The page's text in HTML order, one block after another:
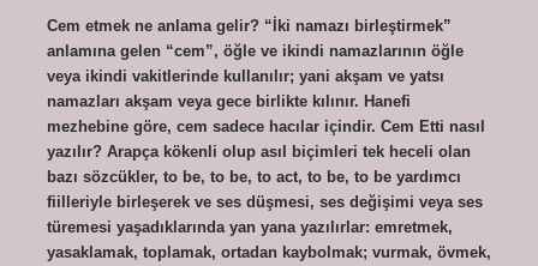
Cem etmek ne anlama gelir? “İki namazı birleştirmek”
anlamına gelen “cem”, öğle ve ikindi namazlarının öğle
veya ikindi vakitlerinde kullanılır; yani akşam ve yatsı
namazları akşam veya gece birlikte kılınır. Hanefi
mezhebine göre, cem sadece hacılar içindir. Cem Etti nasıl
yazılır? Arapça kökenli olup asıl biçimleri tek heceli olan
bazı sözcükler, to be, to be, to act, to be, to be yardımcı
fiilleriyle birleşerek ve ses düşmesi, ses değişimi veya ses
türemesi yaşadıklarında yan yana yazılırlar: emretmek,
yasaklamak, toplamak, ortadan kaybolmak; vurmak, övmek,